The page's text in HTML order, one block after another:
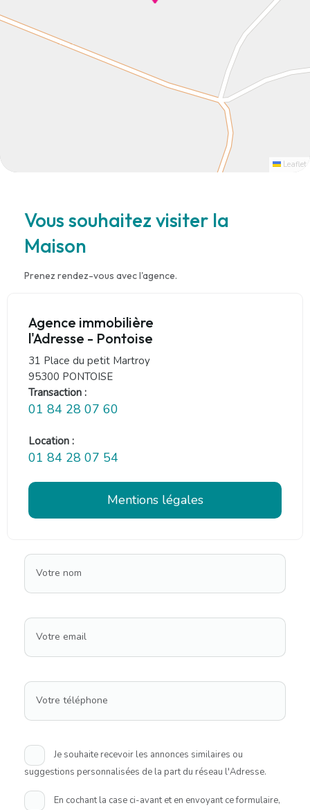
Leaflet
Vous souhaitez visiter la
Maison
Prenez rendez-vous avec l'agence.
Agence immobilière
l'Adresse - Pontoise
31 Place du petit Martroy
95300 PONTOISE
Transaction :
01 84 28 07 60
Location :
01 84 28 07 54
Mentions légales
Votre nom
Votre email
Votre téléphone
Je souhaite recevoir les annonces similaires ou
suggestions personnalisées de la part du réseau l'Adresse.
En cochant la case ci-avant et en envoyant ce formulaire,